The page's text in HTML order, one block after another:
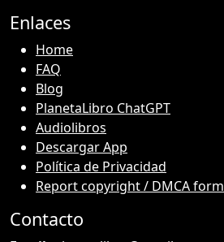
Enlaces
Home
FAQ
Blog
PlanetaLibro ChatGPT
Audiolibros
Descargar App
Política de Privacidad
Report copyright / DMCA form
Contacto